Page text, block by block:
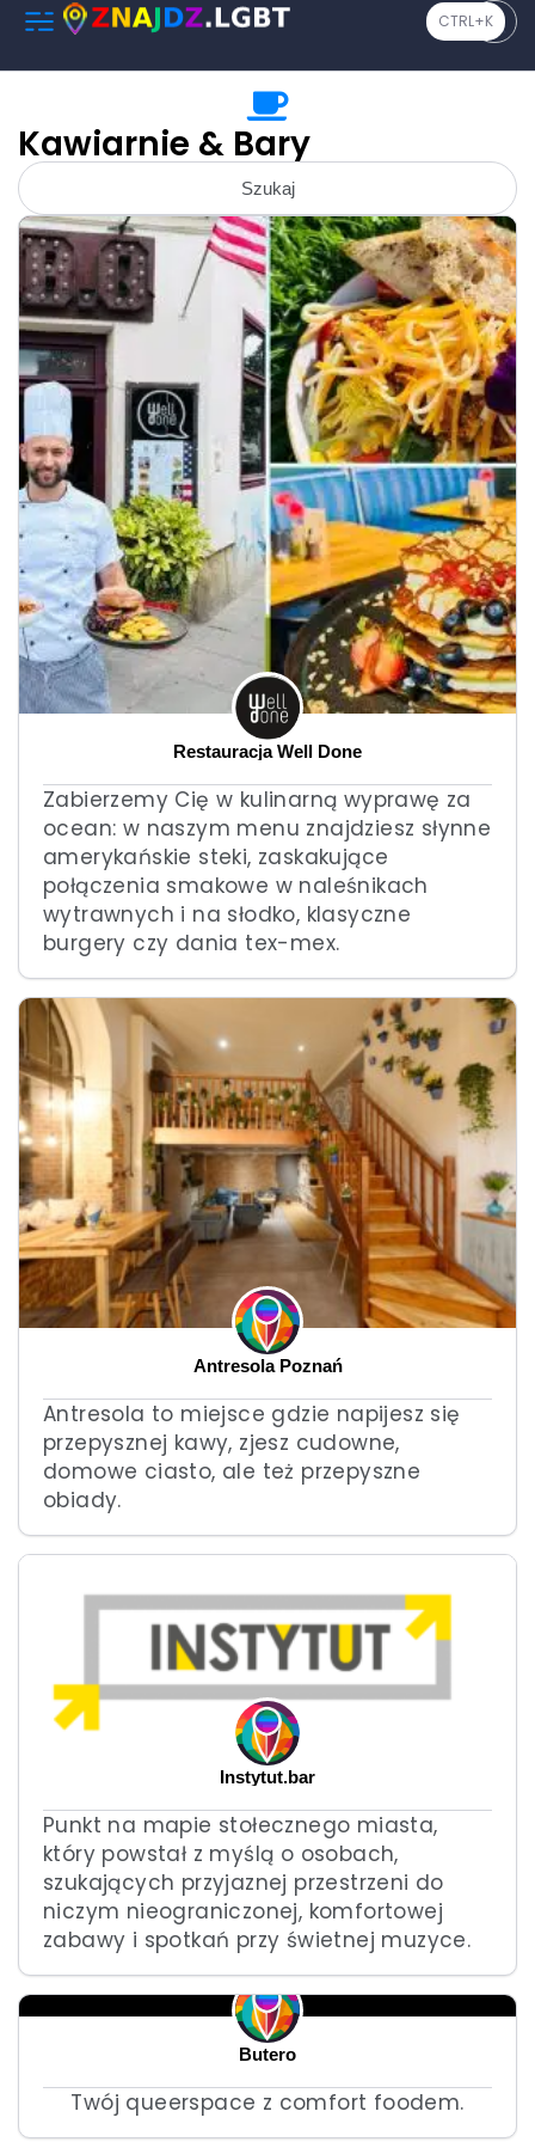
CTRL+K
Kawiarnie & Bary
Szukaj
Restauracja Well Done
Zabierzemy Cię w kulinarną wyprawę za
ocean: w naszym menu znajdziesz słynne
amerykańskie steki, zaskakujące
połączenia smakowe w naleśnikach
wytrawnych i na słodko, klasyczne
burgery czy dania tex-mex.
Antresola Poznań
Antresola to miejsce gdzie napijesz się
przepysznej kawy, zjesz cudowne,
domowe ciasto, ale też przepyszne
obiady.
Instytut.bar
Punkt na mapie stołecznego miasta,
który powstał z myślą o osobach,
szukających przyjaznej przestrzeni do
niczym nieograniczonej, komfortowej
zabawy i spotkań przy świetnej muzyce.
Butero
Twój queerspace z comfort foodem.